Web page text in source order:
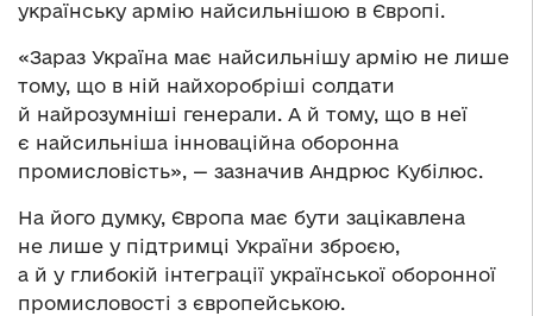
українську армію найсильнішою в Європі.
«Зараз Україна має найсильнішу армію не лише
тому, що в ній найхоробріші солдати
й найрозумніші генерали. А й тому, що в неї
є найсильніша інноваційна оборонна
промисловість», — зазначив Андрюс Кубілюс.
На його думку, Європа має бути зацікавлена
не лише у підтримці України зброєю,
а й у глибокій інтеграції української оборонної
промисловості з європейською.